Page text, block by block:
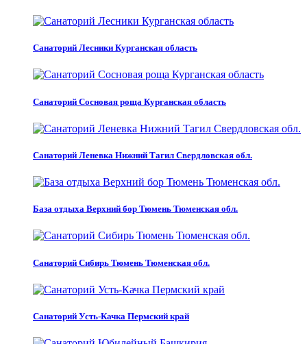
Санаторий Лесники Курганская область
Санаторий Сосновая роща Курганская область
Санаторий Леневка Нижний Тагил Свердловская обл.
База отдыха Верхний бор Тюмень Тюменская обл.
Санаторий Сибирь Тюмень Тюменская обл.
Санаторий Усть-Качка Пермский край